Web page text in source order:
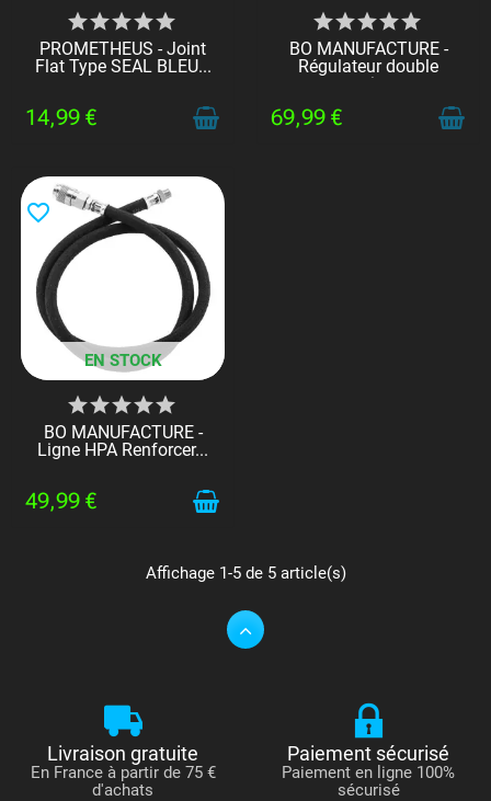
PROMETHEUS - Joint
Flat Type SEAL BLEU...
14,99 €
BO MANUFACTURE -
Régulateur double
sortie...
69,99 €
EN STOCK
favorite_border
BO MANUFACTURE -
Ligne HPA Renforcer...
49,99 €
Affichage 1-5 de 5 article(s)
Livraison gratuite
En France à partir de 75 €
d'achats
Paiement sécurisé
Paiement en ligne 100%
sécurisé